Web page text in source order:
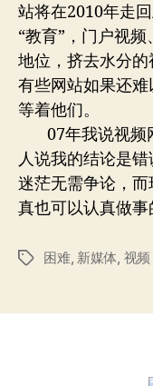
站将在2010年走
“教育”，门户视
地位，挤去水分的
有些网站如果还
等着他们。
07年我说视频
人说我的结论是
迷茫无需争论，
真也可以认真做事
标
困难, 新媒体 视频